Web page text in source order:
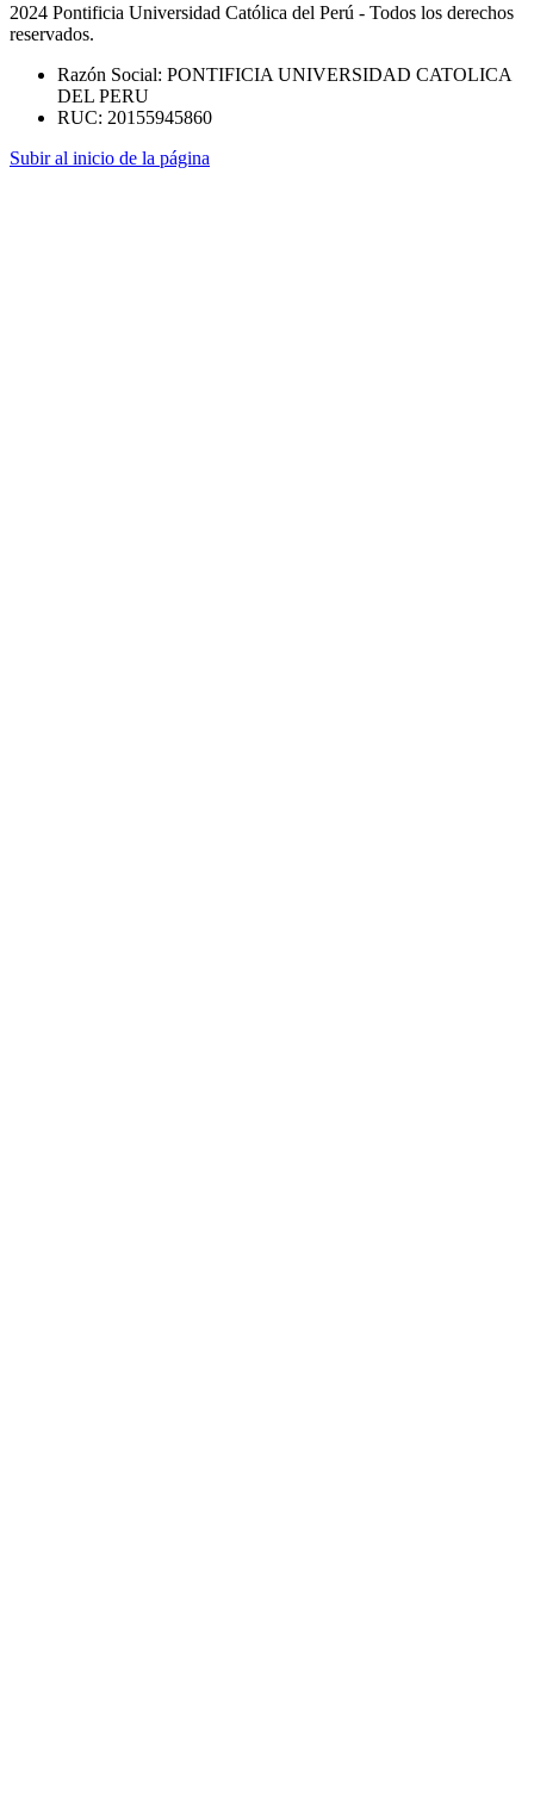
2024 Pontificia Universidad Católica del Perú - Todos los derechos
reservados.
Razón Social: PONTIFICIA UNIVERSIDAD CATOLICA
DEL PERU
RUC: 20155945860
Subir al inicio de la página